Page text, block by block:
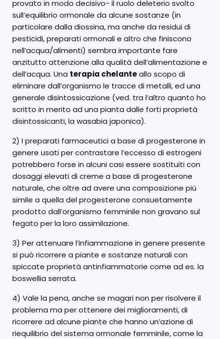
provato in modo decisivo- il ruolo deleterio svolto
sull’equilibrio ormonale da alcune sostanze (in
particolare dalla diossina, ma anche da residui di
pesticidi, preparati ormonali e altro che finiscono
nell’acqua/alimenti) sembra importante fare
anzitutto attenzione alla qualità dell’alimentazione e
dell’acqua. Una terapia chelanteallo scopo di
eliminare dall’organismo le tracce di metalli, ed una
generale disintossicazione (ved. tra l’altro quanto ho
scritto in merito ad una pianta dalle forti proprietà
disintossicanti, la wasabia japonica).
2) I preparati farmaceutici a base di progesterone in
genere usati per contrastare l’eccesso di estrogeni
potrebbero forse in alcuni casi essere sostituiti con
dosaggi elevati di creme a base di progesterone
naturale, che oltre ad avere una composizione più
simile a quella del progesterone consuetamente
prodotto dall’organismo femminile non gravano sul
fegato per la loro assimilazione.
3) Per attenuare l’infiammazione in genere presente
si può ricorrere a piante e sostanze naturali con
spiccate proprietà antinfiammatorie come ad es. la
boswellia serrata.
4) Vale la pena, anche se magari non per risolvere il
problema ma per ottenere dei miglioramenti, di
ricorrere ad alcune piante che hanno un’azione di
riequilibrio del sistema ormonale femminile, come la